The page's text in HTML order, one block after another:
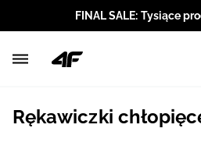
FINAL SALE: Tysiące
Rękawiczki